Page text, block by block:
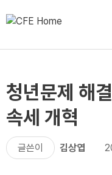
청년문제 해
속세 개혁
글쓴이 김상엽